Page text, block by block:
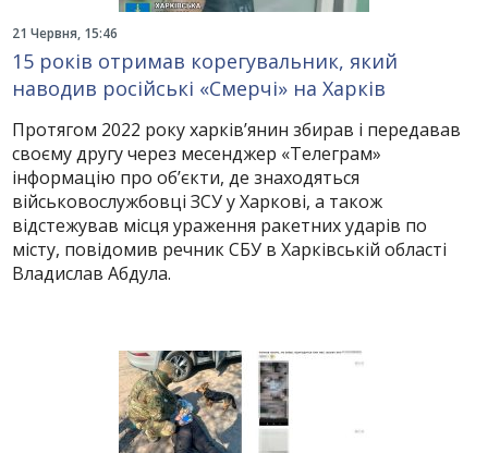
21 Червня, 15:46
15 років отримав корегувальник, який
наводив російські «Смерчі» на Харків
Протягом 2022 року харків’янин збирав і передавав
своєму другу через месенджер «Телеграм»
інформацію про об’єкти, де знаходяться
військовослужбовці ЗСУ у Харкові, а також
відстежував місця ураження ракетних ударів по
місту, повідомив речник СБУ в Харківській області
Владислав Абдула.